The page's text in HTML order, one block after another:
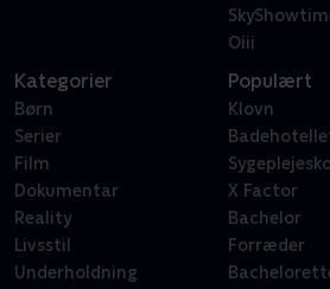
Oiii
Kategorier
Børn
Serier
Film
Dokumentar
Reality
Livsstil
Underholdning
Populært
Klovn
X Factor
Bachelor
Forræder